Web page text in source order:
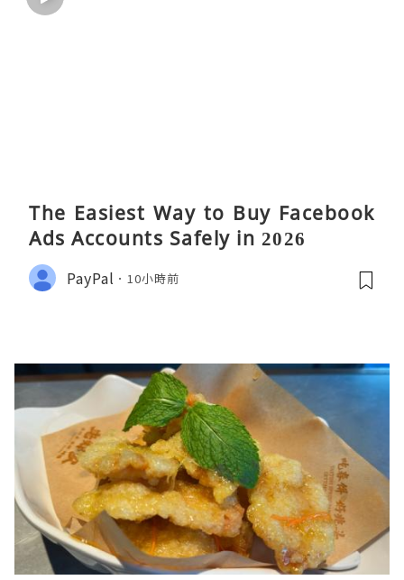
The Easiest Way to Buy Facebook
Ads Accounts Safely in 2026
PayPal 10小時前